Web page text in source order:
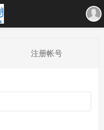
注册帐号